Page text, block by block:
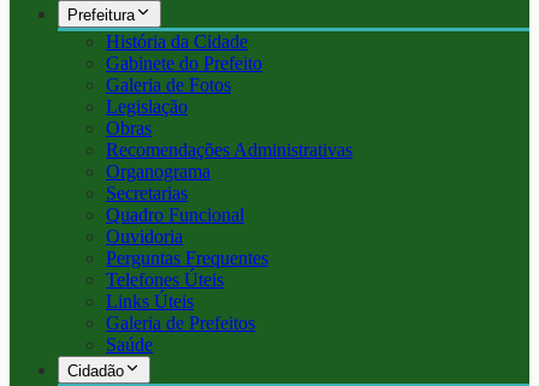
Prefeitura
História da Cidade
Gabinete do Prefeito
Galeria de Fotos
Legislação
Obras
Recomendações Administrativas
Organograma
Secretarias
Quadro Funcional
Ouvidoria
Perguntas Frequentes
Telefones Úteis
Links Úteis
Galeria de Prefeitos
Saúde
Cidadão